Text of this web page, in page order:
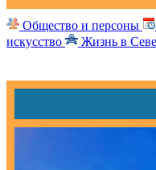
Общество и персоны
искусство
Жизнь в